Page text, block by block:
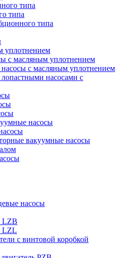
типа
типа
типа
уплотнением
с масляным уплотнением
с масляным уплотнением
насосами с
насосы
вакуумные насосы
насосы
LZB
LZL
с винтовой коробкой